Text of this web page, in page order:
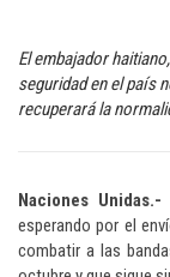
El embajador
seguridad en el país
recuperará la
Naciones Unidas.-
esperando por el
combatir a las